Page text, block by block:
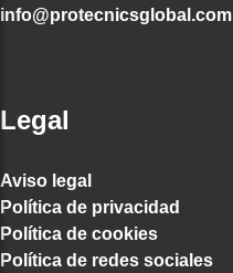
info@protecnicsglobal.com
Legal
Aviso legal
Política de privacidad
Política de cookies
Política de redes sociales